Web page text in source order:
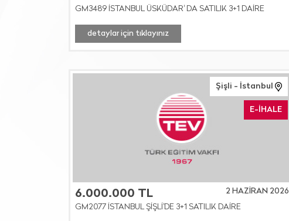
GM3489 İSTANBUL ÜSKÜDAR' DA SATILIK 3+1 DAİRE
detaylar için tıklayınız
Şişli - İstanbul
E-İHALE
6.000.000 TL
2 HAZİRAN 2026
GM2077 İSTANBUL ŞİŞLİ'DE 3+1 SATILIK DAİRE